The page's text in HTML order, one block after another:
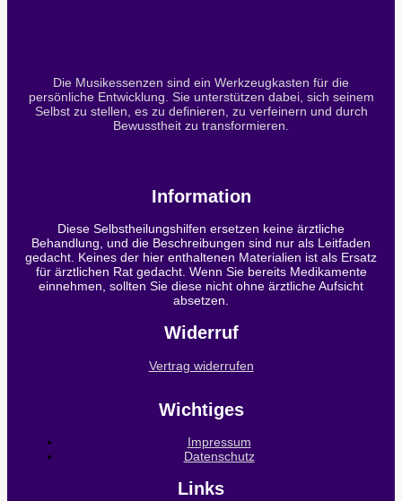
Die Musikessenzen sind ein Werkzeugkasten für die
persönliche Entwicklung. Sie unterstützen dabei, sich seinem
Selbst zu stellen, es zu definieren, zu verfeinern und durch
Bewusstheit zu transformieren.
Information
Diese Selbstheilungshilfen ersetzen keine ärztliche
Behandlung, und die Beschreibungen sind nur als Leitfaden
gedacht. Keines der hier enthaltenen Materialien ist als Ersatz
für ärztlichen Rat gedacht. Wenn Sie bereits Medikamente
einnehmen, sollten Sie diese nicht ohne ärztliche Aufsicht
absetzen.
Widerruf
Vertrag widerrufen
Wichtiges
Impressum
Datenschutz
Links